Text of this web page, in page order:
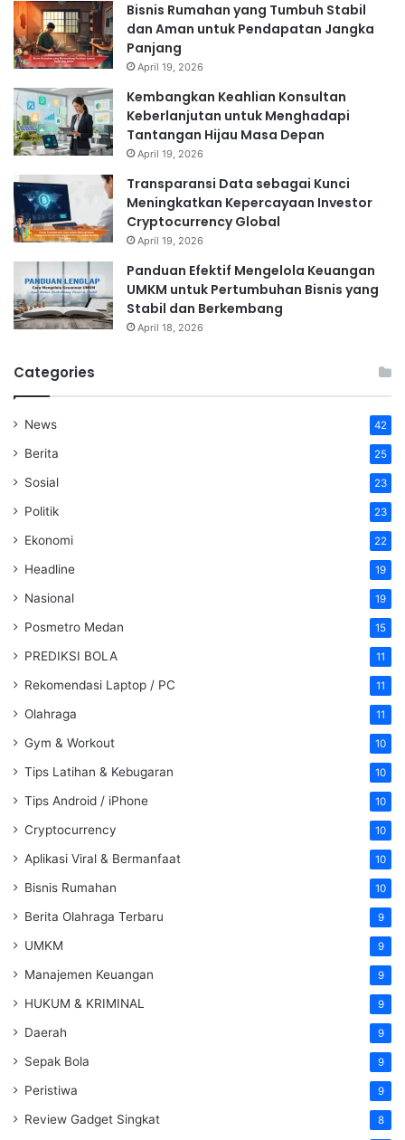
Bisnis Rumahan yang Tumbuh Stabil
dan Aman untuk Pendapatan Jangka
Panjang
April 19, 2026
Kembangkan Keahlian Konsultan
Keberlanjutan untuk Menghadapi
Tantangan Hijau Masa Depan
April 19, 2026
Transparansi Data sebagai Kunci
Meningkatkan Kepercayaan Investor
Cryptocurrency Global
April 19, 2026
Panduan Efektif Mengelola Keuangan
UMKM untuk Pertumbuhan Bisnis yang
Stabil dan Berkembang
April 18, 2026
Categories
News 42
Berita 25
Sosial 23
Politik 23
Ekonomi 22
Headline 19
Nasional 19
Posmetro Medan 15
PREDIKSI BOLA 11
Rekomendasi Laptop / PC 11
Olahraga 11
Gym & Workout 10
Tips Latihan & Kebugaran 10
Tips Android / iPhone 10
Cryptocurrency 10
Aplikasi Viral & Bermanfaat 10
Bisnis Rumahan 10
Berita Olahraga Terbaru 9
UMKM 9
Manajemen Keuangan 9
HUKUM & KRIMINAL 9
Daerah 9
Sepak Bola 9
Peristiwa 9
Review Gadget Singkat 8